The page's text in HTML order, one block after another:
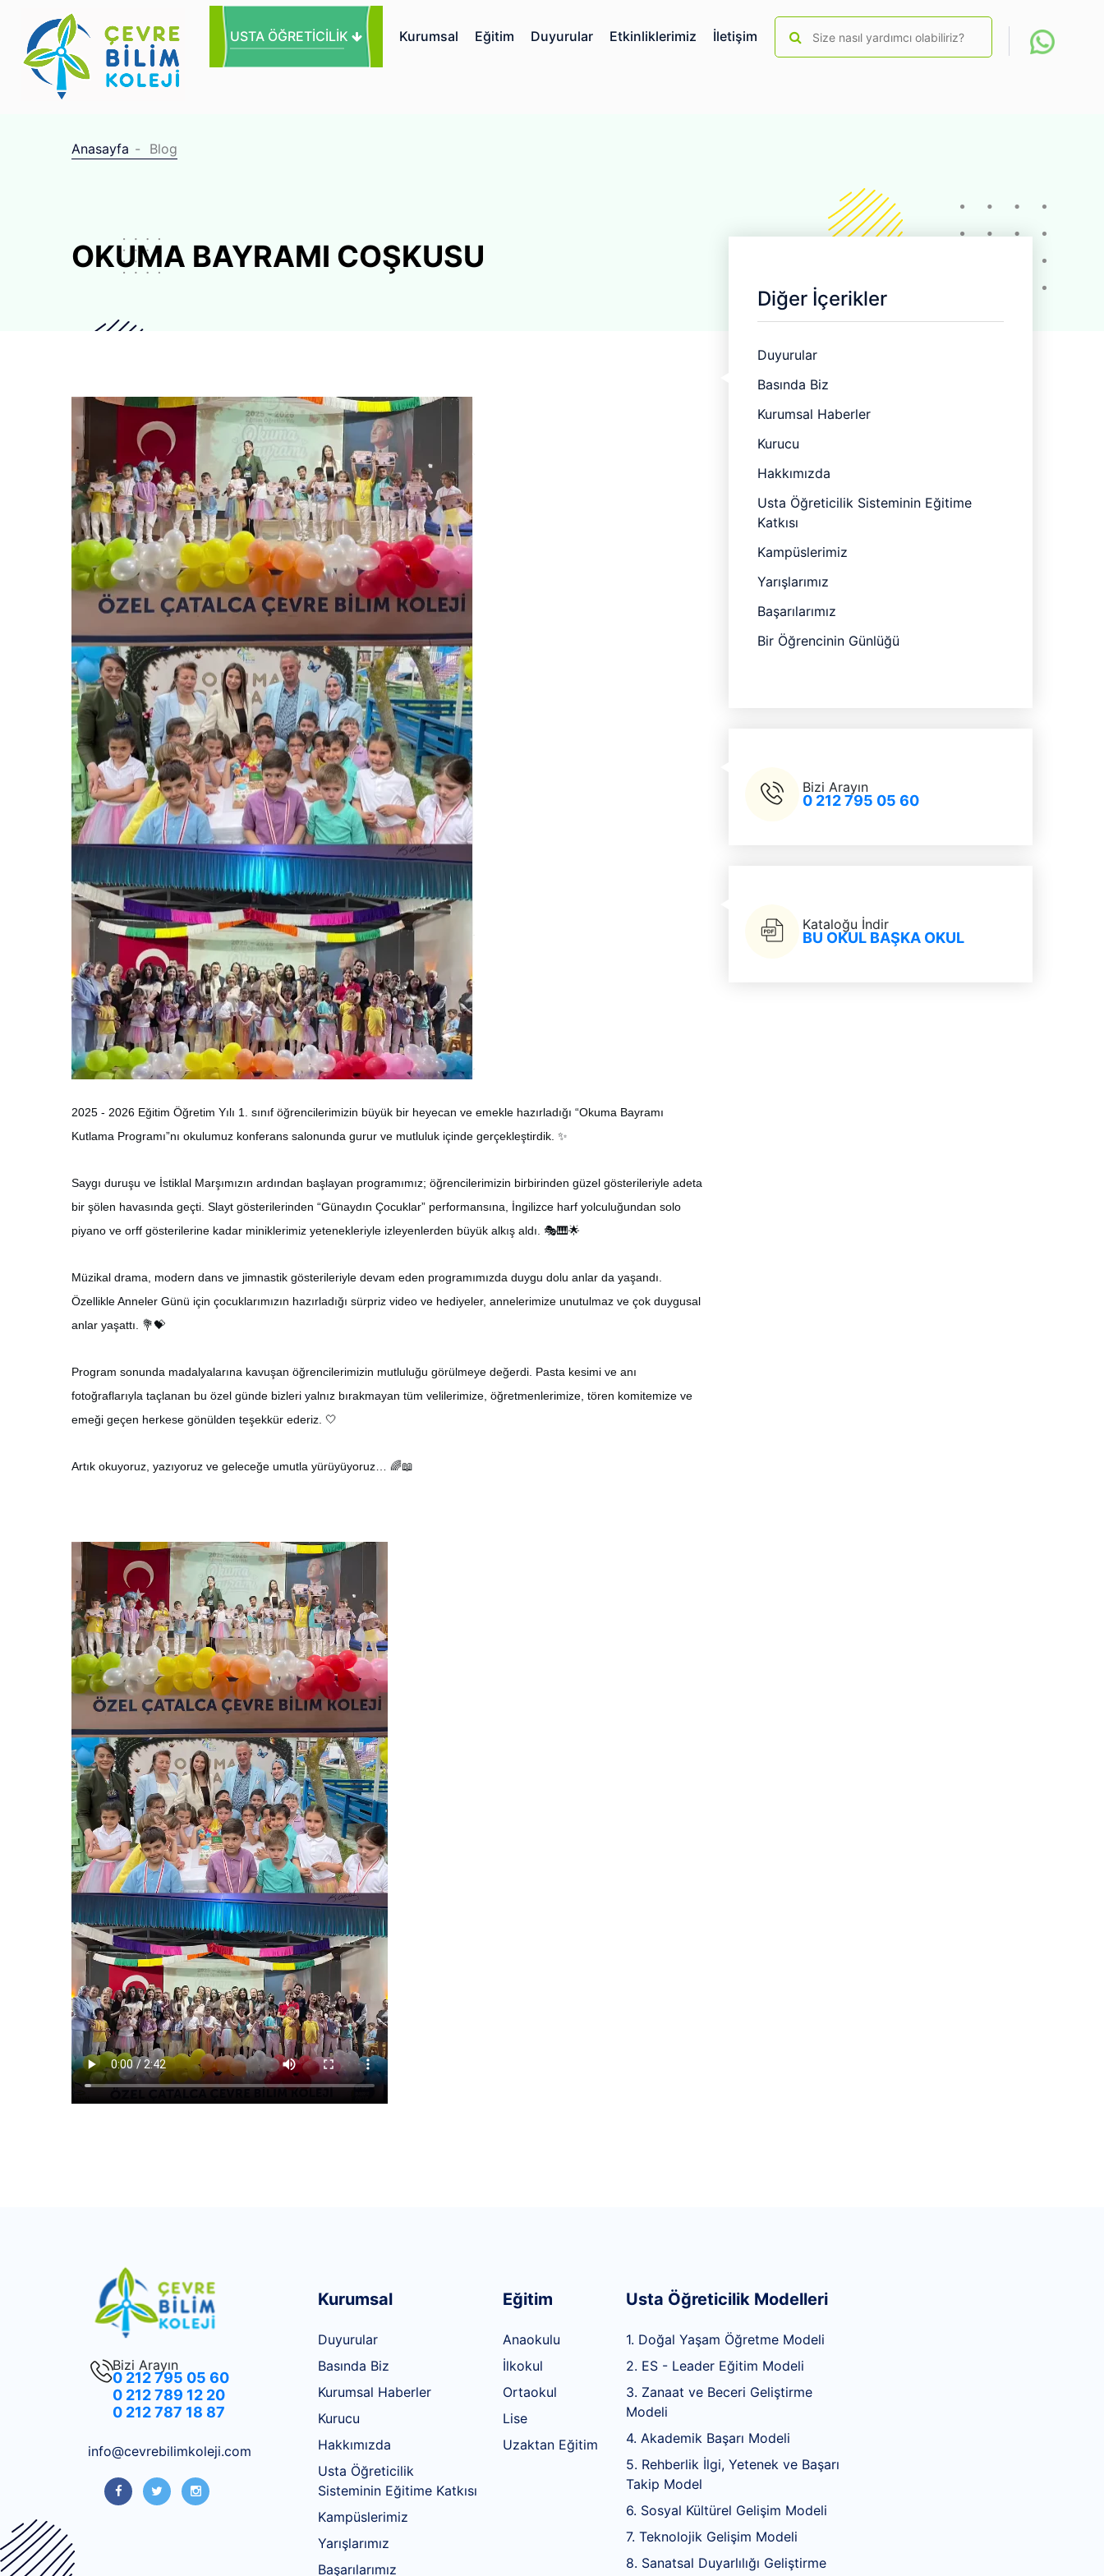
USTA ÖĞRETICILIK Kurumsal Eğitim Duyurular Etkinliklerimiz İletişim Kampüslerimiz
Anasayfa Blog
OKUMA BAYRAMI COŞKUSU
2025 - 2026 Eğitim Öğretim Yılı 1. sınıf öğrencilerimizin büyük bir heyecan ve emekle hazırladığı “Okuma Bayramı
Kutlama Programı”nı okulumuz konferans salonunda gurur ve mutluluk içinde gerçekleştirdik. ✨
Saygı duruşu ve İstiklal Marşımızın ardından başlayan programımız; öğrencilerimizin birbirinden güzel gösterileriyle adeta
bir şölen havasında geçti. Slayt gösterilerinden “Günaydın Çocuklar” performansına, İngilizce harf yolculuğundan solo
piyano ve orff gösterilerine kadar miniklerimiz yetenekleriyle izleyenlerden büyük alkış aldı. 🎭🎹🌟
Müzikal drama, modern dans ve jimnastik gösterileriyle devam eden programımızda duygu dolu anlar da yaşandı.
Özellikle Anneler Günü için çocuklarımızın hazırladığı sürpriz video ve hediyeler, annelerimize unutulmaz ve çok duygusal
anlar yaşattı. 💐💝
Program sonunda madalyalarına kavuşan öğrencilerimizin mutluluğu görülmeye değerdi. Pasta kesimi ve anı
fotoğraflarıyla taçlanan bu özel günde bizleri yalnız bırakmayan tüm velilerimize, öğretmenlerimize, tören komitemize ve
emeği geçen herkese gönülden teşekkür ederiz. 🤍
Artık okuyoruz, yazıyoruz ve geleceğe umutla yürüyüyoruz… 🌈📖
Diğer İçerikler
Duyurular
Basında Biz
Kurumsal Haberler
Kurucu
Hakkımızda
Usta Öğreticilik Sisteminin Eğitime
Katkısı
Kampüslerimiz
Yarışlarımız
Başarılarımız
Bir Öğrencinin Günlüğü
Bizi Arayın
0 212 795 05 60
Kataloğu İndir
BU OKUL BAŞKA OKUL
Bizi Arayın
0 212 795 05 60
0 212 789 12 20
0 212 787 18 87
info@cevrebilimkoleji.com
Kurumsal
Duyurular
Basında Biz
Kurumsal Haberler
Kurucu
Hakkımızda
Usta Öğreticilik
Sisteminin Eğitime Katkısı
Kampüslerimiz
Yarışlarımız
Başarılarımız
Eğitim
Anaokulu
İlkokul
Ortaokul
Lise
Uzaktan Eğitim
Usta Öğreticilik Modelleri
1. Doğal Yaşam Öğretme Modeli
2. ES - Leader Eğitim Modeli
3. Zanaat ve Beceri Geliştirme
Modeli
4. Akademik Başarı Modeli
5. Rehberlik İlgi, Yetenek ve Başarı
Takip Model
6. Sosyal Kültürel Gelişim Modeli
7. Teknolojik Gelişim Modeli
8. Sanatsal Duyarlılığı Geliştirme